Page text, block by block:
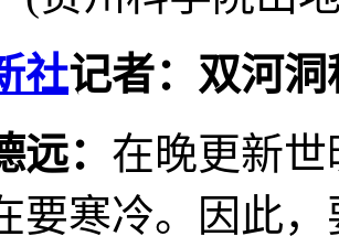
社记者：双河
远： 在晚更新
要寒冷。因此